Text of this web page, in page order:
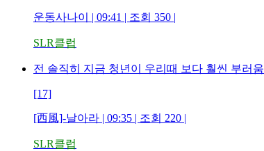
운동사나이 | 09:41 | 조회 350 |
SLR클럽
전 솔직히 지금 청년이 우리때 보다 훨씬 부러움
[17]
[西風]-날아라 | 09:35 | 조회 220 |
SLR클럽